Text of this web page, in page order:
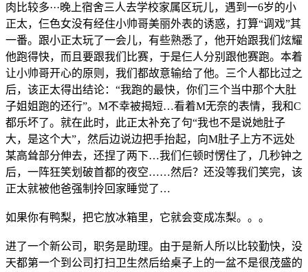
肉比较多···晚上宿舍三人去学校家属区玩儿，遇到一6岁的小
正太，仨色女没有经住小帅哥美丽外表的诱惑，打算“调戏”其
一番。跟小正太玩了一会儿，有些熟悉了，他开始跟我们炫耀
他跑得快，而且要跟我们比赛，于是仨人分别跟他赛跑。本着
让小帅哥开心的原则，我们都故意输给了他。三个人都比过之
后，该正太得出结论：“我跑的最快，你们三个当中那个大肚
子姐姐跑的还行”。M不幸被揭短…看着M无奈的表情，我和C
都乐坏了。就在此时，此正太补充了句“我也不是说她肚子
大，是这个大”，然后边说边把手抬起，向M肚子上方不远处
某高耸部分伸去，还捏了两下…我们仨顿时愣住了，几秒钟之
后，一阵狂笑划破首都的夜空……然后？还没等我们笑完，该
正太就被他爸强制拎回家睡觉了…
如果你有鸭梨，把它放冰箱里，它就会变成冻梨。。。
进了一个新公司，职务是助理。由于是新人所以比较勤快，没
天都第一个到公司打扫卫生然后给桌子上的一盆不是很茂盛的